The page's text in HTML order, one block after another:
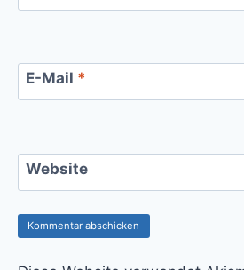
E-Mail *
Website